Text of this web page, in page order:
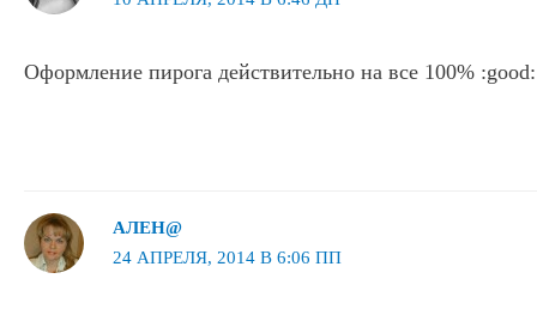
Оформление пирога действительно на все 100% :good:
АЛЕН@
24 АПРЕЛЯ, 2014 В 6:06 ПП